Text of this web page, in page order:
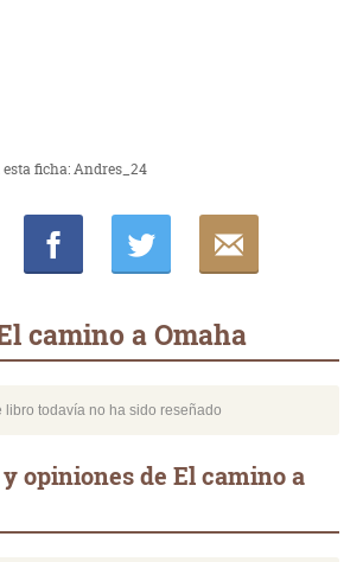
ficha:Andres_24
camino a Omaha
libro todavía no ha sido reseñado
opiniones de El camino a